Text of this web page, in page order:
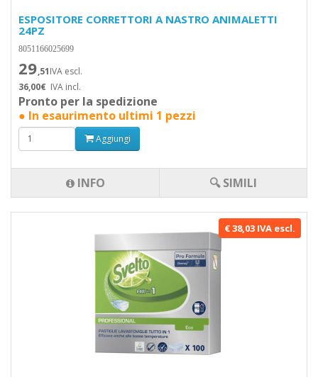
ESPOSITORE CORRETTORI A NASTRO ANIMALETTI
24PZ
8051166025699
29,51IVA escl.
36,00€ IVA incl.
Pronto per la spedizione
● In esaurimento ultimi 1 pezzi
Aggiungi
INFO 🔍 SIMILI
€ 38,03 IVA escl.